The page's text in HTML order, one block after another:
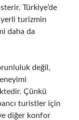
Türkiye’de
turizmin
daha da
değil,
Çünkü
turistler için
diğer konfor